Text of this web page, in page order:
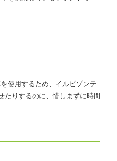
使用するため、イルビゾンテ
たりするのに、惜しまずに時間